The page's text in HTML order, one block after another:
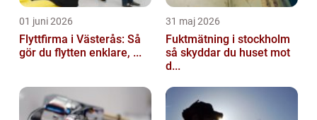
01 juni 2026
Flyttfirma i Västerås: Så
gör du flytten enklare, ...
31 maj 2026
Fuktmätning i stockholm
så skyddar du huset mot
d...